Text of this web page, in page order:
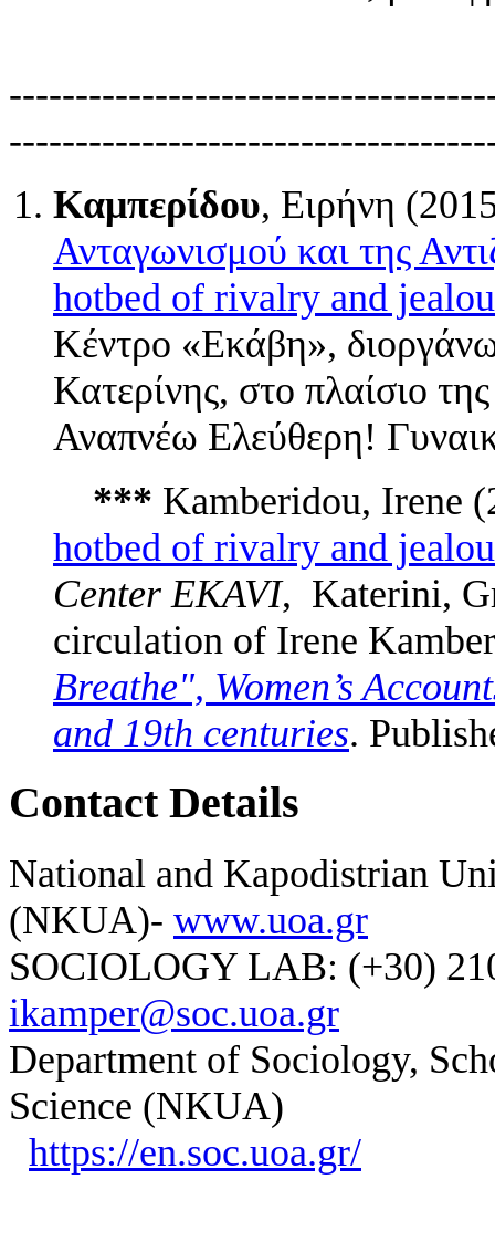
Καμπερίδου, Ειρήνη
Ανταγωνισμού και της
hotbed of rivalry and
Κέντρο «Εκάβη»,
Κατερίνης, στο πλαίσιο
Αναπνέω Ελεύθερη!
*** Kamberidou, Irene
hotbed of rivalry and
Center EKAVI, Katerini,
circulation of Irene
Breathe", Women’s
and 19th centuries.
Contact Details
National and Kapodistrian
(NKUA)- www.uoa.gr
SOCIOLOGY LAB: (+30)
ikamper@soc.uoa.gr
Department of Sociology,
Science (NKUA)
https://en.soc.uoa.gr/